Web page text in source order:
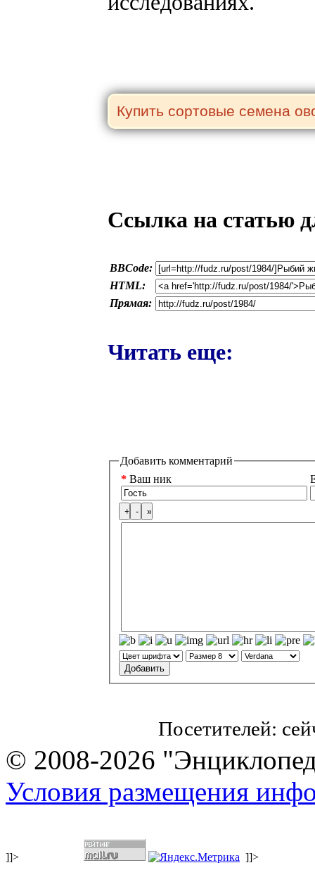
Ссылка на статью
BBCode:
HTML:
Прямая:
Читать еще:
Добавить комментарий
* Ваш ник
Посетителей:
© 2008-2026
Условия размещения
]]> ]]>